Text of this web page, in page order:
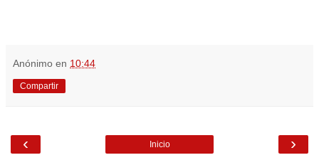
Anónimo en 10:44
Compartir
‹ ›
Inicio